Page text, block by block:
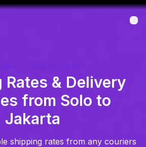
Rates & Delivery
from Solo to
Jakarta
shipping rates from any couriers